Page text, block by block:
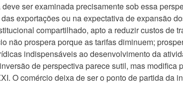
ser examinada precisamente sob essa
exportações ou na expectativa de expansão
compartilhado, apto a reduzir custos de
não prospera porque as tarifas diminuem;
indispensáveis ao desenvolvimento da
de perspectiva parece sutil, mas modifica
O comércio deixa de ser o ponto de partida da